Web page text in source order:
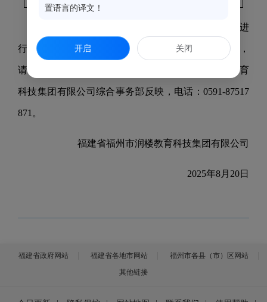
拟录用人员经公示不影响录用的，按有关规定进
行背景调查、入职体检等步骤。如对公示对象有异议，
请于公示之日起5个工作日内向福建省福州市润楼教育
科技集团 有限公司综合事务部反映，电话：0591-87517
871 。
福建省福州市润楼教育科技集团有限公司
2025年8月 20日
福建省政府网站 福建省各地市网站
福州市各县（市）区网站
其他链接
置语言的译文！
开启 关闭